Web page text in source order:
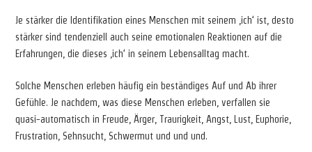
Je stärker die Identifikation eines Menschen mit seinem ‚ich‘ ist, desto
stärker sind tendenziell auch seine emotionalen Reaktionen auf die
Erfahrungen, die dieses ‚ich‘ in seinem Lebensalltag macht.
Solche Menschen erleben häufig ein beständiges Auf und Ab ihrer
Gefühle. Je nachdem, was diese Menschen erleben, verfallen sie
quasi-automatisch in Freude, Ärger, Traurigkeit, Angst, Lust, Euphorie,
Frustration, Sehnsucht, Schwermut und und und.